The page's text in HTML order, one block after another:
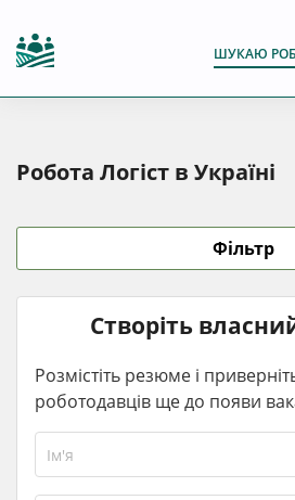
ШУКАЮ
Робота Логіст в Україні
Фільтр
Створіть
Розмістіть резюме і
роботодавців ще до появи